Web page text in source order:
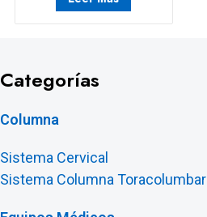
Categorías
Columna
Sistema Cervical
Sistema Columna Toracolumbar